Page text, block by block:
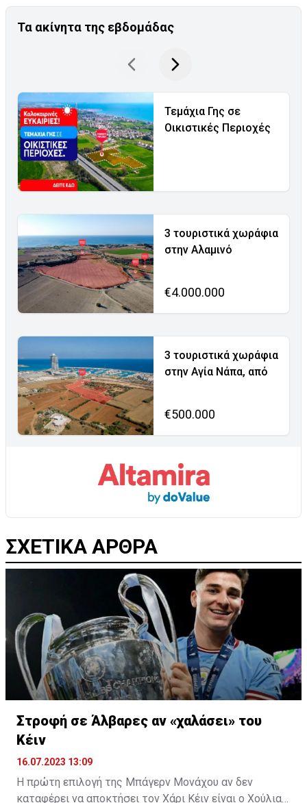
Τα ακίνητα της εβδομάδας
Τεμάχια Γης σε
Οικιστικές Περιοχές
3 τουριστικά χωράφια
στην Αλαμινό
€4.000.000
3 τουριστικά χωράφια
στην Αγία Νάπα, από
€500.000
ΣΧΕΤΙΚΑ ΑΡΘΡΑ
Στροφή σε Άλβαρες αν «χαλάσει» του
Κέιν
16.07.2023 13:09
Η πρώτη επιλογή της Μπάγερν Μονάχου αν δεν
καταφέρει να αποκτήσει τον Χάρι Κέιν είναι ο Χούλιαν